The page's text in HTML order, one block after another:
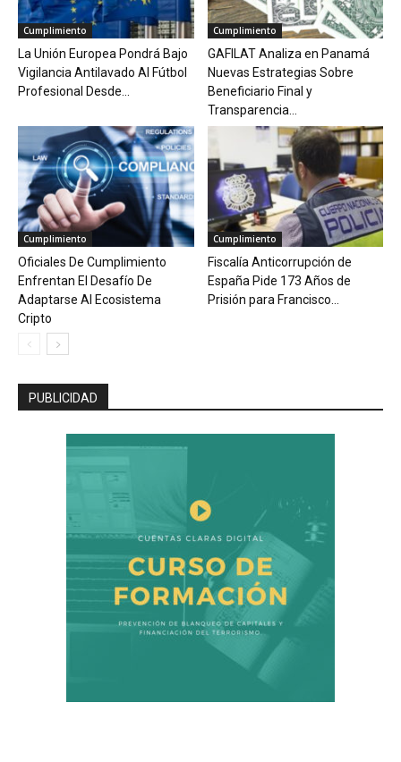
Cumplimiento
La Unión Europea Pondrá Bajo
Vigilancia Antilavado Al Fútbol
Profesional Desde...
Cumplimiento
GAFILAT Analiza en Panamá
Nuevas Estrategias Sobre
Beneficiario Final y
Transparencia...
Cumplimiento
Oficiales De Cumplimiento
Enfrentan El Desafío De
Adaptarse Al Ecosistema
Cripto
Cumplimiento
Fiscalía Anticorrupción de
España Pide 173 Años de
Prisión para Francisco...
PUBLICIDAD